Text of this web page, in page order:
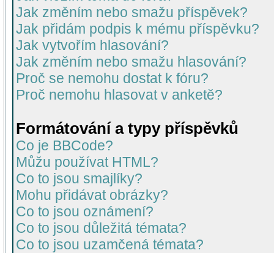
Jak změním nebo smažu příspěvek?
Jak přidám podpis k mému příspěvku?
Jak vytvořím hlasování?
Jak změním nebo smažu hlasování?
Proč se nemohu dostat k fóru?
Proč nemohu hlasovat v anketě?
Formátování a typy příspěvků
Co je BBCode?
Můžu používat HTML?
Co to jsou smajlíky?
Mohu přidávat obrázky?
Co to jsou oznámení?
Co to jsou důležitá témata?
Co to jsou uzamčená témata?